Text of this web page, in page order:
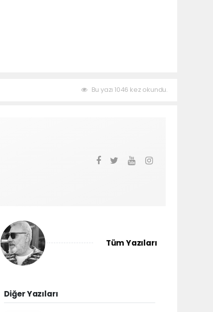
Bu yazı 1046 kez okundu.
Tüm Yazıları
Diğer Yazıları